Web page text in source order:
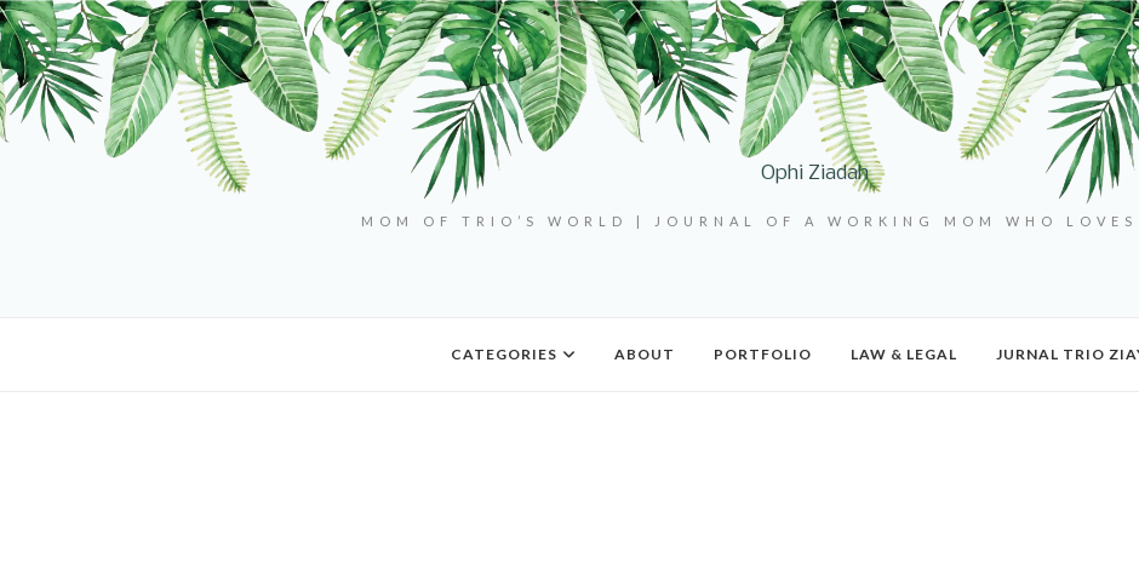
Ophi Ziadah
MOM OF TRIO’S WORLD | JOURNAL OF A WORKING MOM WHO
CATEGORIES ABOUT PORTFOLIO LAW & LEGAL JURNAL TRIO